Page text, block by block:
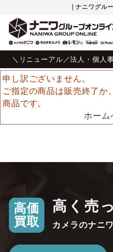
｜ナニワグル
＼リニューアル／法人・個人
申し訳ございません。
ご指定の商品は販売終了か
商品です。
ホーム
高価
買取
高く売
カメラのナニ